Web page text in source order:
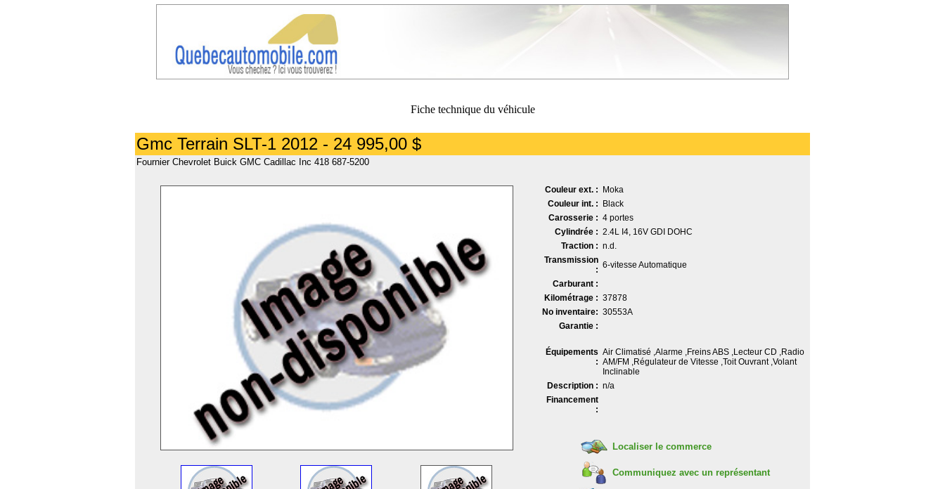
Fiche technique du véhicule
Gmc Terrain SLT-1 2012 - 24 995,00 $
Fournier Chevrolet Buick GMC Cadillac Inc 418 687-5200
Couleur ext. :
Moka
Couleur int. :
Black
Carosserie : 4 portes
Cylindrée : 2.4L I4, 16V GDI DOHC
Traction : n.d.
Transmission
: 6-vitesse Automatique
Carburant :
Kilométrage : 37878
No inventaire: 30553A
Garantie :
Équipements
:
Air Climatisé ,Alarme ,Freins ABS ,Lecteur CD ,Radio
AM/FM ,Régulateur de Vitesse ,Toit Ouvrant ,Volant
Inclinable
Description : n/a
Financement
:
Localiser le commerce
Communiquez avec un représentant